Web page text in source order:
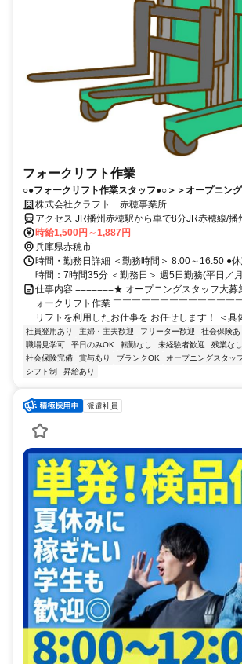
フォークリフト作業
○●フォークリフト作業スタッフ●○＞＞オープニン
土日休み◎車通勤OK
株式会社クラフト 赤穂事業所
アクセス JR播州赤穂駅から車で8分JR赤穂線/播
天和駅
時給1,500円～1,887円
兵庫県赤穂市
時間・勤務日詳細 ＜勤務時間＞ 8:00～16:50 ●
時間：7時間35分 ＜勤務日＞ 週5日勤務(平日／
仕事内容 =======★ オープニングスタッフ大
ォークリフト作業 ￣￣￣￣￣￣￣￣￣￣￣￣￣
リフトを利用したお仕事を お任せします！ ＜具
社員登用あり 主婦・主夫歓迎 フリーター歓迎 社会保険あ
職場見学可
平日のみOK 転勤なし 未経験者歓迎 残業なし
社会保険完備
賞与あり ブランクOK オープニングスタッ
シフト制
昇給あり
派遣社員